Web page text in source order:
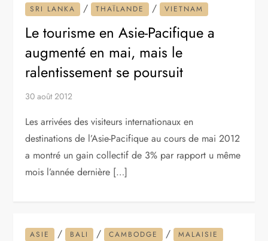
SRI LANKA / THAÏLANDE / VIETNAM
Le tourisme en Asie-Pacifique a
augmenté en mai, mais le
ralentissement se poursuit
30 août 2012
Les arrivées des visiteurs internationaux en
destinations de l’Asie-Pacifique au cours de mai 2012
a montré un gain collectif de 3% par rapport u même
mois l’année dernière […]
ASIE / BALI / CAMBODGE / MALAISIE